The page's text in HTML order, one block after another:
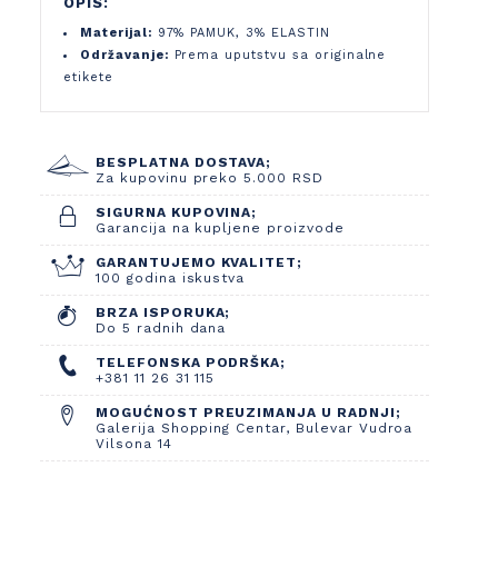
Materijal: 97% PAMUK, 3% ELASTIN
Održavanje: Prema uputstvu sa originalne
etikete
BESPLATNA DOSTAVA;
Za kupovinu preko 5.000 RSD
SIGURNA KUPOVINA;
Garancija na kupljene proizvode
GARANTUJEMO KVALITET;
100 godina iskustva
BRZA ISPORUKA;
Do 5 radnih dana
TELEFONSKA PODRŠKA;
+381 11 26 31 115
MOGUĆNOST PREUZIMANJA U RADNJI;
Galerija Shopping Centar, Bulevar Vudroa
Vilsona 14